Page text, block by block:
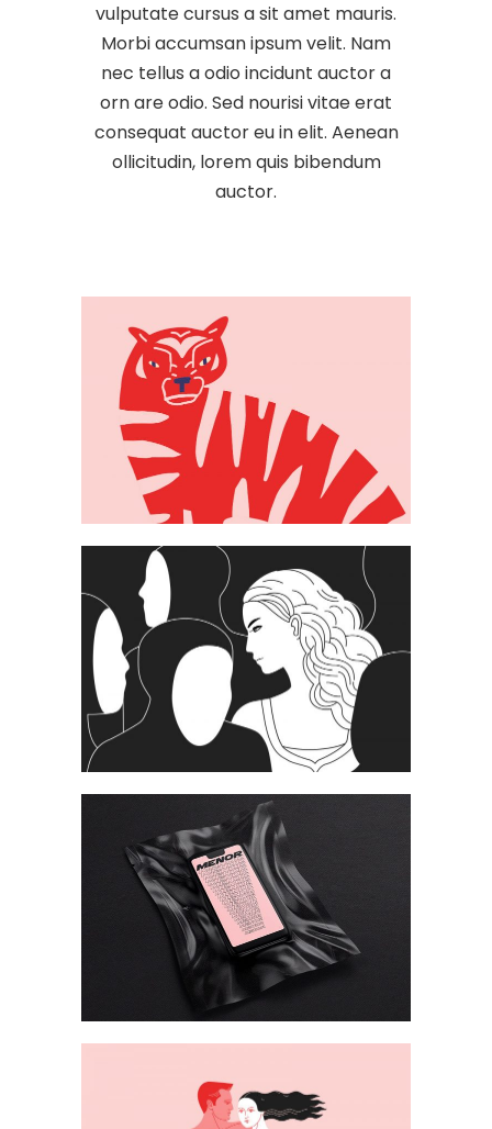
vulputate cursus a sit amet mauris.
Morbi accumsan ipsum velit. Nam
nec tellus a odio incidunt auctor a
orn are odio. Sed nourisi vitae erat
consequat auctor eu in elit. Aenean
ollicitudin, lorem quis bibendum
auctor.